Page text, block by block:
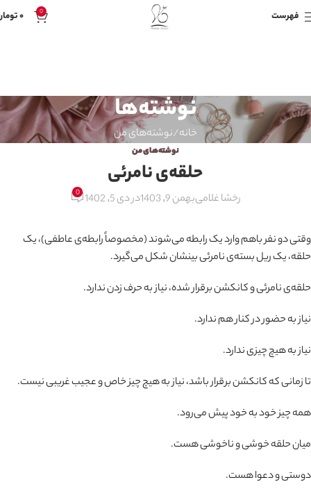
فهرست 0 ۰
نوشته‌ها
خانه نوشته‌های من
نوشته‌های من
حلقه‌ی نامرئی
رخشا غلامیبهمن 9, 1403 در دی 5, 1402 0
وقتی دو نفر باهم وارد یک رابطه می‌شوند (مخصوصاً رابطه‌ی عاطفی)، یک
حلقه، یک ریل بسته‌ی نامرئی بینشان شکل می‌گیرد.
حلقه‌ی نامرئی و کانکشن برقرار شده، نیاز به حرف زدن ندارد.
نیاز به حضور در کنار هم ندارد.
نیاز به هیچ چیزی ندارد.
تا زمانی که کانکشن برقرار باشد، نیاز به هیچ چیز خاص و عجیب غریبی نیست.
همه چیز خود به خود پیش می‌رود.
میان حلقه خوشی و ناخوشی هست.
دوستی و دعوا هست.